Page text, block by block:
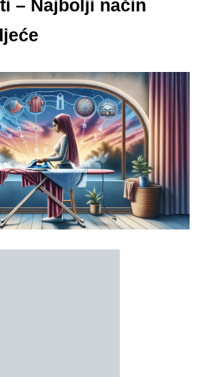
– Najbolji način